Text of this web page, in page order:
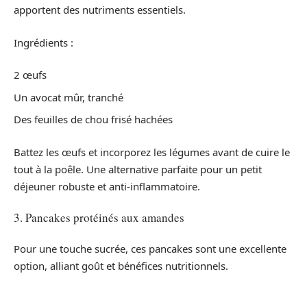
apportent des nutriments essentiels.
Ingrédients :
2 œufs
Un avocat mûr, tranché
Des feuilles de chou frisé hachées
Battez les œufs et incorporez les légumes avant de cuire le
tout à la poêle. Une alternative parfaite pour un petit
déjeuner robuste et anti-inflammatoire.
3. Pancakes protéinés aux amandes
Pour une touche sucrée, ces pancakes sont une excellente
option, alliant goût et bénéfices nutritionnels.